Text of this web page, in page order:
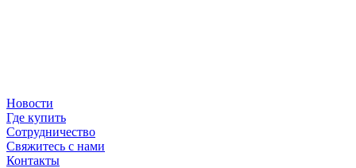
Новости
Где купить
Сотрудничество
Свяжитесь с нами
Контакты